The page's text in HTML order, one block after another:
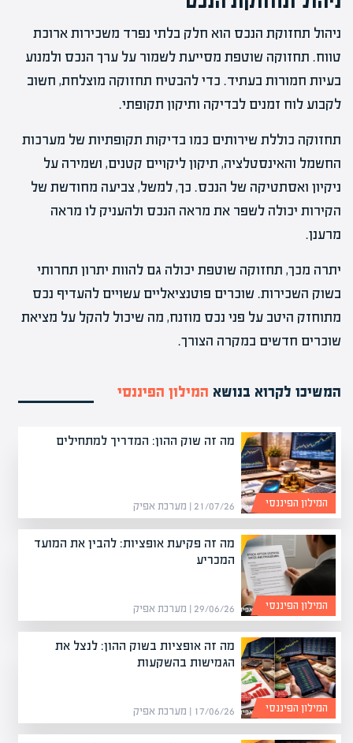
ניהול תחזוקת הנכס הוא חלק בלתי נפרד משכירות ארוכת
טווח. תחזוקה שוטפת מסייעת לשמור על ערך הנכס ולמנוע
בעיות חמורות בעתיד. כדי להבטיח תחזוקה מוצלחת, חשוב
לקבוע לוח זמנים לבדיקה ותיקון תקופתי.
תחזוקה כוללת שירותים כמו בדיקות תקופתיות של מערכות
החשמל והאינסטלציה, תיקון ליקויים קטנים, ושמירה על
ניקיון ואסתטיקה של הנכס. כך, למשל, צביעה מחודשת של
הקירות יכולה לשפר את מראה הנכס ולהעניק לו מראה
מרענן.
יתרה מכך, תחזוקה שוטפת יכולה גם להוות יתרון תחרותי
בשוק השכירות. שוכרים פוטנציאליים עשויים להעדיף נכס
מתוחזק היטב על פני נכס מוזנח, מה שיכול להקל על מציאת
שוכרים חדשים במקרה הצורך.
המשיכו לקרוא בנושא המילון הפיננסי
מה זה שוק ההון: המדריך למתחילים
21/07/26 | מערכת אפיק המילון הפיננסי
מה זה פקיעת אופציות: להבין את המועד
המכריע
29/06/26 | מערכת אפיק המילון הפיננסי
מה זה אופציות בשוק ההון: לנצל את
הגמישות בהשקעות
17/06/26 | מערכת אפיק המילון הפיננסי